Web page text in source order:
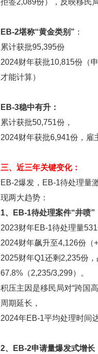
拒签2,089份），反映移民
EB-2堪称“黄金类别” ：
累计获批95,395份
2024财年获批10,815份（
才能计算）
EB-3稳中有升：
累计获批50,751份，
2024财年获批6,941份，
三、近三年关键变化：
EB-2爆发，EB-1待处理量
现两大趋势：
1、EB-1待处理案件“井喷”
2023财年EB-1待处理量
2024财年飙升至4,126份（
2025财年Q1还剩2,235份
67.8%（2,235/3,299）。
积压主因是移民局对“跨国
周期延长，
2024年EB-1平均处理时间
2、EB-2申请量爆发式增长